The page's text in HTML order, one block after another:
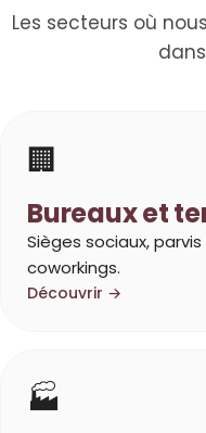
Les secteurs où
🏢
Bureaux et
Sièges sociaux,
coworkings.
Découvrir →
🏭